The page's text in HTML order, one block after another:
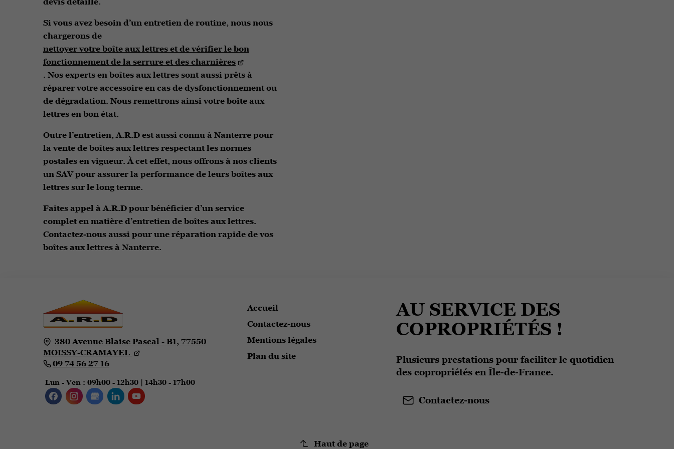
Si vous avez besoin d’un entretien de routine, nous nous
chargerons de
nettoyer votre boîte aux lettres et de vérifier le bon
fonctionnement de la serrure et des charnières
. Nos experts en boîtes aux lettres sont aussi prêts à
réparer votre accessoire en cas de dysfonctionnement ou
de dégradation. Nous remettrons ainsi votre boîte aux
lettres en bon état.
Outre l’entretien, A.R.D est aussi connu à Nanterre pour
la vente de boîtes aux lettres respectant les normes
postales en vigueur. À cet effet, nous offrons à nos clients
un SAV pour assurer la performance de leurs boîtes aux
lettres sur le long terme.
Faites appel à A.R.D pour bénéficier d’un service
complet en matière d’entretien de boîtes aux lettres.
Contactez-nous aussi pour une réparation rapide de vos
boîtes aux lettres à Nanterre.
380 Avenue Blaise Pascal - B1,
77550
MOISSY-CRAMAYEL
09 74 56 27 16
Lun - Ven : 09h00 - 12h30 | 14h30 - 17h00
Accueil
Contactez-nous
Mentions légales
Plan du site
AU SERVICE DES
COPROPRIÉTÉS !
Plusieurs prestations pour faciliter le quotidien
des copropriétés en Île-de-France.
Contactez-nous
Haut de page